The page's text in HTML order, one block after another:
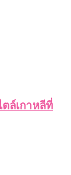
ล์เกาหลีที่